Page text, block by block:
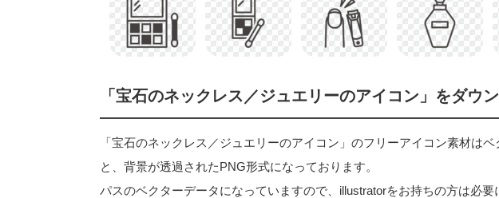
「宝石のネックレス／ジュエリーのアイコン」をダウ
「宝石のネックレス／ジュエリーのアイコン」のフリーアイコン素材はベ
と、背景が透過されたPNG形式になっております。
パスのベクターデータになっていますので、illustratorをお持ちの方は必